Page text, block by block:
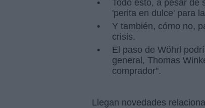
Todo esto, a pesar de
'perita en dulce' para
Y también, cómo no,
crisis.
El paso de Wöhrl
general, Thomas
comprador".
Llegan novedades